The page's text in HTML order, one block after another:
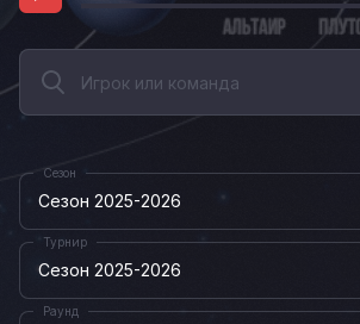
Сезон 2025-2026
Сезон
Сезон 2025-2026
Турнир
Раунд